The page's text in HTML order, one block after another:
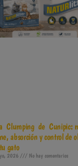
Clumping de Cunipic:
absorción y control de
gato
2026 No hay comentarios